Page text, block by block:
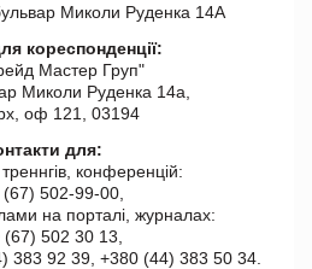
Миколи Руденка 14А
кореспонденції:
Мастер Груп"
Миколи Руденка 14а,
оф 121, 03194
для:
конференцій:
502-99-00,
на порталі, журналах:
502 30 13,
383 92 39, +380 (44) 383 50 34.